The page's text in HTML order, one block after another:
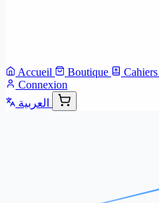
Accueil Boutique Cahiers
Connexion
العربية